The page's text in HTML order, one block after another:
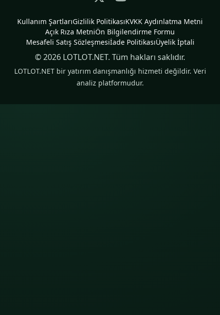
Kullanım ŞartlarıGizlilik PolitikasıKVKK Aydınlatma Metni
Açık Rıza MetniÖn Bilgilendirme Formu
Mesafeli Satış Sözleşmesiİade PolitikasıÜyelik İptali
© 2026 LOTLOT.NET. Tüm hakları saklıdır.
LOTLOT.NET bir yatırım danışmanlığı hizmeti değildir. Veri
analiz platformudur.